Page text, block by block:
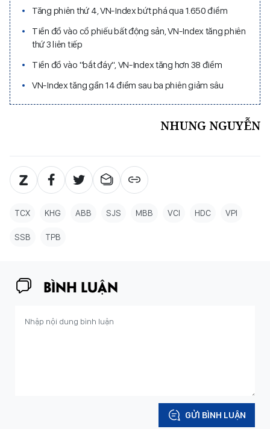
Tăng phiên thứ 4, VN-Index bứt phá qua 1.650 điểm
Tiền đổ vào cổ phiếu bất động sản, VN-Index tăng phiên
thứ 3 liên tiếp
Tiền đổ vào "bắt đáy", VN-Index tăng hơn 38 điểm
VN-Index tăng gần 14 điểm sau ba phiên giảm sâu
NHUNG NGUYỄN
TCX KHG ABB SJS MBB VCI HDC VPI
SSB TPB
BÌNH LUẬN
GỬI BÌNH LUẬN